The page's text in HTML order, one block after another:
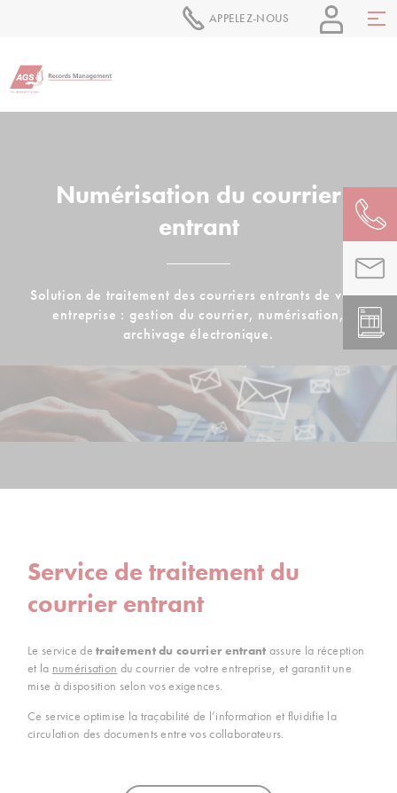
APPELEZ-NOUS
Numérisation du courrier
entrant
Solution de traitement des courriers entrants de votre
entreprise : gestion du courrier, numérisation,
archivage électronique.
Service de traitement du
courrier entrant
Le service de traitement du courrier entrant assure la réception
et la numérisation du courrier de votre entreprise, et garantit une
mise à disposition selon vos exigences.
Ce service optimise la traçabilité de l’information et fluidifie la
circulation des documents entre vos collaborateurs.